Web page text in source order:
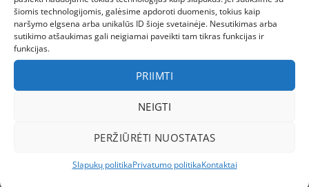
šiomis technologijomis, galėsime apdoroti duomenis, tokius kaip
naršymo elgsena arba unikalūs ID šioje svetainėje. Nesutikimas arba
sutikimo atšaukimas gali neigiamai paveikti tam tikras funkcijas ir
funkcijas.
PRIIMTI
NEIGTI
PERŽIŪRĖTI NUOSTATAS
Slapukų politikaPrivatumo politikaKontaktai
INFORMACIJA
Dydžių Lentelė